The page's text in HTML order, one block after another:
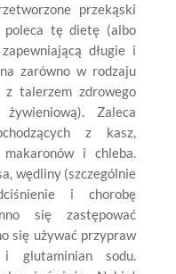
przekąski
tę dietę (albo
długie i
zarówno w rodzaju
talerzem zdrowego
Zaleca
z kasz,
makaronów i chleba.
wędliny (szczególnie
i chorobę
się zastępować
się używać przypraw
i glutaminian sodu.